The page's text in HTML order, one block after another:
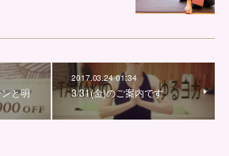
と明
2017.03.24 01:34
3/31(金)のご案内です